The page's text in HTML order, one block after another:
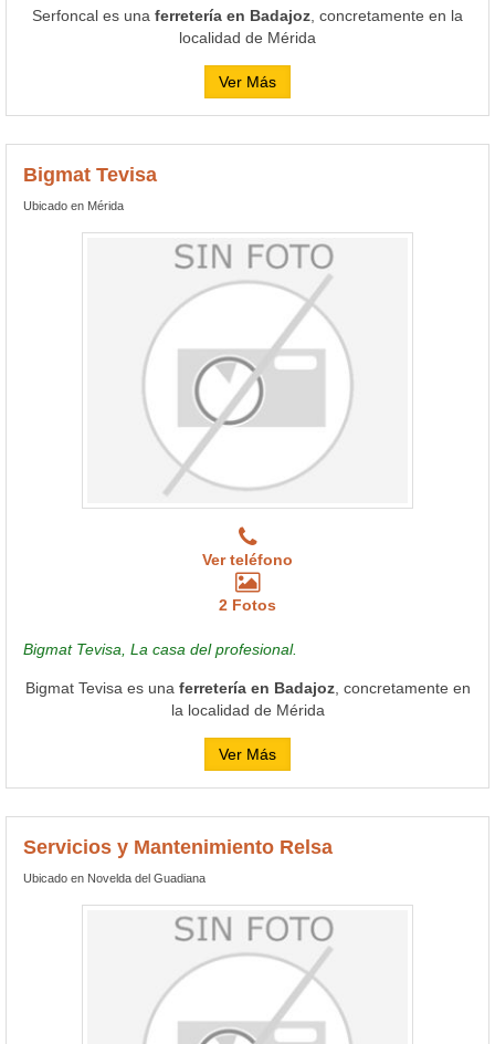
Serfoncal es una ferretería en Badajoz , concretamente en la
localidad de Mérida
Ver Más
Bigmat Tevisa
Ubicado en Mérida
Ver teléfono
2 Fotos
Bigmat Tevisa, La casa del profesional.
Bigmat Tevisa es una ferretería en Badajoz, concretamente en
la localidad de Mérida
Ver Más
Servicios y Mantenimiento Relsa
Ubicado en Novelda del Guadiana